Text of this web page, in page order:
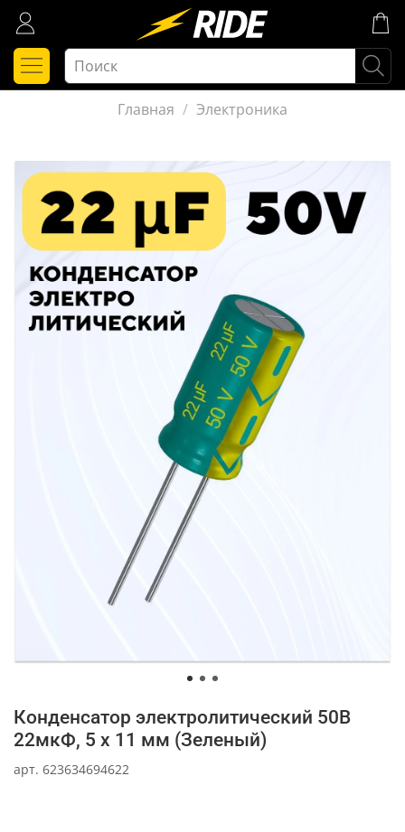
Главная Электроника
арт. 623634694622
Конденсатор электролитический 50В
22мкФ, 5 х 11 мм (Зеленый)